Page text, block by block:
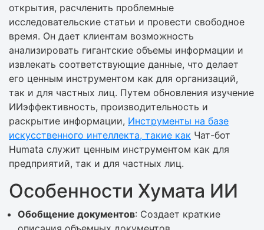
открытия, расчленить проблемные
исследовательские статьи и провести свободное
время. Он дает клиентам возможность
анализировать гигантские объемы информации и
извлекать соответствующие данные, что делает
его ценным инструментом как для организаций,
так и для частных лиц. Путем обновления изучение
ИИэффективность, производительность и
раскрытие информации, Инструменты на базе
искусственного интеллекта, такие как Чат-бот
Humata служит ценным инструментом как для
предприятий, так и для частных лиц.
Особенности Хумата ИИ
Обобщение документов: Создает краткие